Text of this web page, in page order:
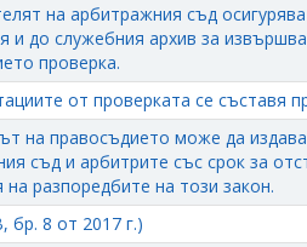
на арбитражния съд
и до служебния архив за
проверка.
от проверката се съставя
на правосъдието може да
съд и арбитрите със срок за
на разпоредбите на този закон.
бр. 8 от 2017 г.)